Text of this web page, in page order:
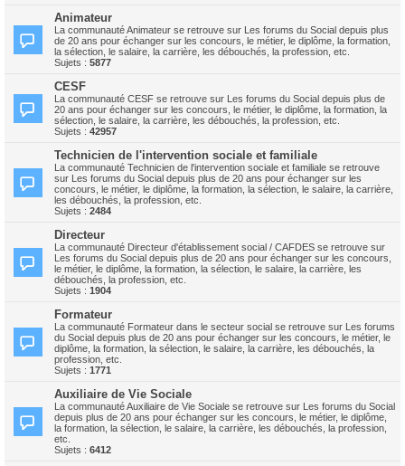
Animateur
La communauté Animateur se retrouve sur Les forums du Social depuis plus
de 20 ans pour échanger sur les concours, le métier, le diplôme, la formation,
la sélection, le salaire, la carrière, les débouchés, la profession, etc.
Sujets : 5877
CESF
La communauté CESF se retrouve sur Les forums du Social depuis plus de
20 ans pour échanger sur les concours, le métier, le diplôme, la formation, la
sélection, le salaire, la carrière, les débouchés, la profession, etc.
Sujets : 42957
Technicien de l'intervention sociale et familiale
La communauté Technicien de l'intervention sociale et familiale se retrouve
sur Les forums du Social depuis plus de 20 ans pour échanger sur les
concours, le métier, le diplôme, la formation, la sélection, le salaire, la carrière,
les débouchés, la profession, etc.
Sujets : 2484
Directeur
La communauté Directeur d'établissement social / CAFDES se retrouve sur
Les forums du Social depuis plus de 20 ans pour échanger sur les concours,
le métier, le diplôme, la formation, la sélection, le salaire, la carrière, les
débouchés, la profession, etc.
Sujets : 1904
Formateur
La communauté Formateur dans le secteur social se retrouve sur Les forums
du Social depuis plus de 20 ans pour échanger sur les concours, le métier, le
diplôme, la formation, la sélection, le salaire, la carrière, les débouchés, la
profession, etc.
Sujets : 1771
Auxiliaire de Vie Sociale
La communauté Auxiliaire de Vie Sociale se retrouve sur Les forums du Social
depuis plus de 20 ans pour échanger sur les concours, le métier, le diplôme,
la formation, la sélection, le salaire, la carrière, les débouchés, la profession,
etc.
Sujets : 6412